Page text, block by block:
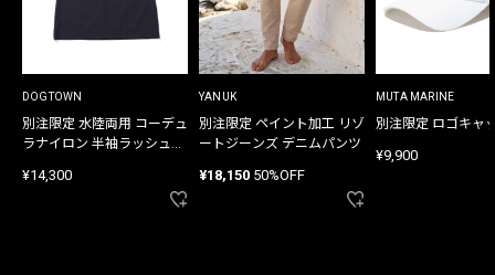
DOGTOWN
別注限定 水陸両用 コーデュ
ラナイロン 半袖ラッシュガ
¥14,300
YANUK
別注限定 ペイント加工 リゾ
ートジーンズ デニムパンツ
¥18,150 50%OFF
MUTA MARINE
別注限定 ロゴキャ
¥9,900